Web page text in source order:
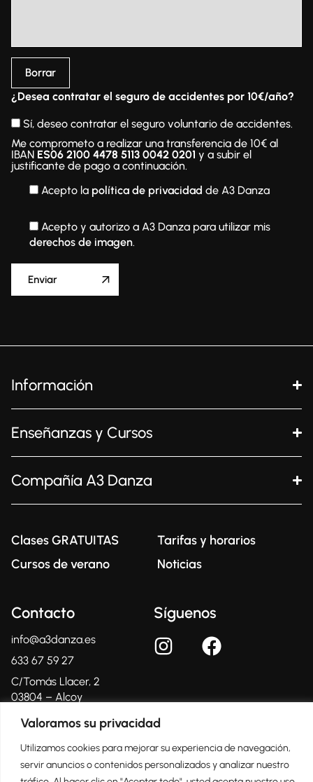
Valoramos su privacidad
Utilizamos cookies para mejorar su experiencia de navegación,
servir anuncios o contenidos personalizados y analizar nuestro
Borrar
¿Desea contratar el seguro de accidentes por 10€/año?
Sí, deseo contratar el seguro voluntario de accidentes.
Me comprometo a realizar una transferencia de 10€ al
IBAN ES06 2100 4478 5113 0042 0201 y a subir el
justificante de pago a continuación.
Acepto la política de privacidad de A3 Danza
Acepto y autorizo a A3 Danza para utilizar mis
derechos de imagen.
Información
Enseñanzas y Cursos
Compañía A3 Danza
Clases GRATUITAS
Cursos de verano
Tarifas y horarios
Noticias
Contacto
info@a3danza.es
633 67 59 27
C/Tomás Llacer, 2
03804 – Alcoy
Síguenos
Centro Oficial Certificado